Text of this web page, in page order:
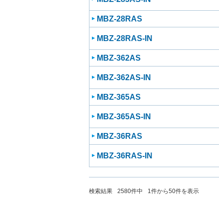
MBZ-28RAS
MBZ-28RAS-IN
MBZ-362AS
MBZ-362AS-IN
MBZ-365AS
MBZ-365AS-IN
MBZ-36RAS
MBZ-36RAS-IN
検索結果 2580件中 1件から50件を表示